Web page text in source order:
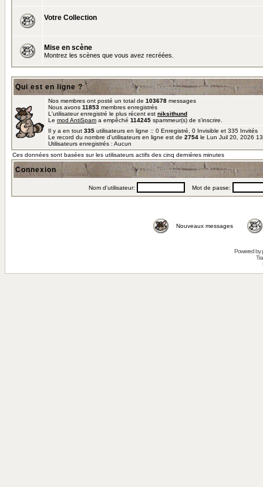
Votre Collection
Mise en scène
Montrez les scènes que vous avez recréées.
Qui est en ligne ?
Nos membres ont posté un total de 103678 messages
Nous avons 11853 membres enregistrés
L'utilisateur enregistré le plus récent est niksithund
Le mod AntiSpam a empêché 114245 spammeur(s) de s'inscrire.
Il y a en tout 335 utilisateurs en ligne :: 0 Enregistré, 0 Invisible et 335
Le record du nombre d'utilisateurs en ligne est de 2754 le Lun Juil 20, 2026
Utilisateurs enregistrés : Aucun
Ces données sont basées sur les utilisateurs actifs des cinq dernières minutes
Connexion
Nom d'utilisateur: Mot de passe:
Nouveaux messages
Powered by